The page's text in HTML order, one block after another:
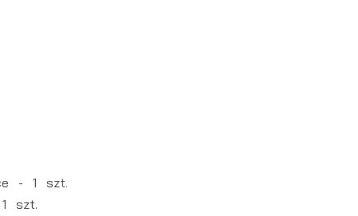
- 1 szt.
szt.